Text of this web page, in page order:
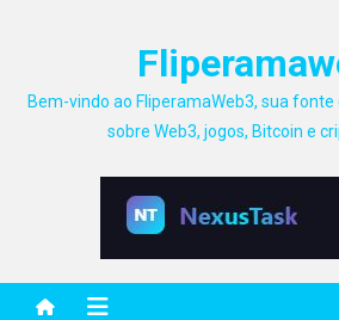
Bem-vindo ao FliperamaWeb3, sua
sobre Web3, jogos, Bitcoin e